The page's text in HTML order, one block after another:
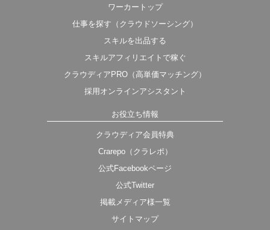
ワーカートップ
仕事を探す（クラウドソーシング）
スキルを出品する
スキルアフィリエイトで稼ぐ
クラウディアPRO（高単価マッチング）
採用オンラインアシスタント
お役立ち情報
クラウディア会員特典
Crarepo（クラレポ）
公式Facebookページ
公式Twitter
掲載メディア様一覧
サイトマップ